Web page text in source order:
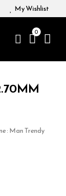
My Wishlist
0
: Man Trendy